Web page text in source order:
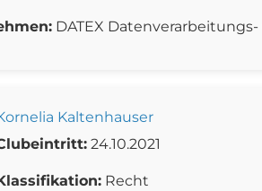
DATEX
Kaltenhauser
24.10.2021
Recht